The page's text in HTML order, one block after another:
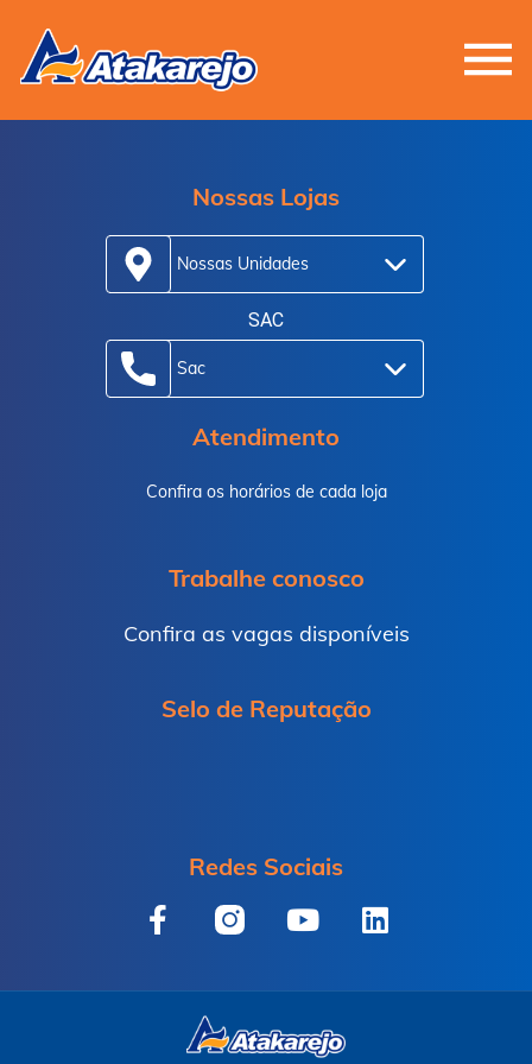
Nossas Lojas
Nossas Unidades
SAC
Sac
Atendimento
Confira os horários de cada loja
Trabalhe conosco
Confira as vagas disponíveis
Selo de Reputação
Redes Sociais